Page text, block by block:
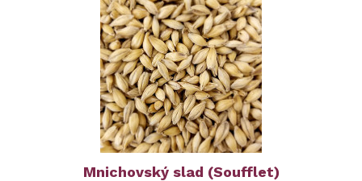
Mnichovský slad (Soufflet)